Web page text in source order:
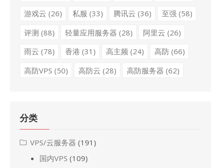
游戏云 (26) 私服 (33) 腾讯云 (36) 至强 (58)
评测 (88) 轻量应用服务器 (28) 阿里云 (26)
雨云 (78) 香港 (31) 高主频 (24) 高防(66)
高防VPS (50) 高防云 (28) 高防服务器 (62)
分类
VPS/云服务器 (191)
国内VPS (109)